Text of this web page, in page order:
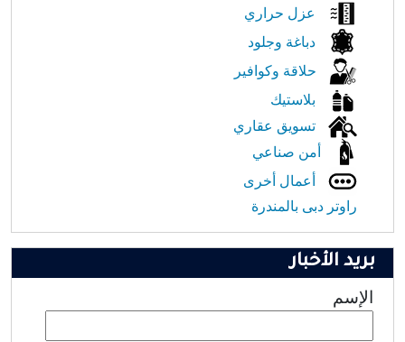
عزل حراري
دباغة وجلود
حلاقة وكوافير
بلاستيك
تسويق عقاري
أمن صناعي
أعمال أخرى
راوتر دبى بالمندرة
بريد الأخبار
الإسم